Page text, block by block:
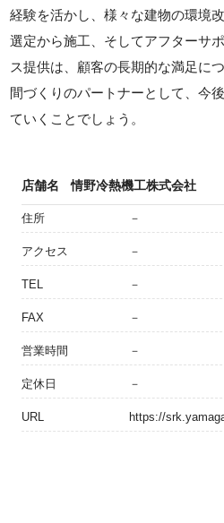
経験を活かし、様々な建物の環境
選定から施工、そしてアフターサ
ス提供は、顧客の長期的な満足に
間づくりのパートナーとして、今
ていくことでしょう。
店舗名 情野冷熱機工株式会社
住所 －
アクセス －
TEL －
FAX －
営業時間 －
定休日 －
URL https://